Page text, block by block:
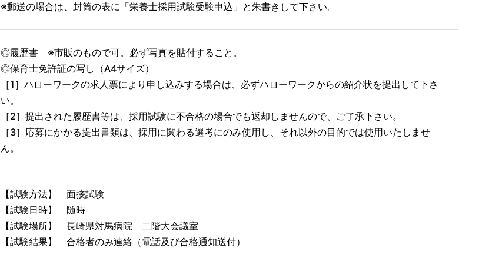
※郵送の場合は、封筒の表に「栄養士採用試験受験申込」と朱書きして下さい。
◎履歴書 ※市販のもので可。必ず写真を貼付すること。
◎保育士免許証の写し（A4サイズ）
［1］ハローワークの求人票により申し込みする場合は、必ずハローワークからの紹介状を提出して下さ
い。
［2］提出された履歴書等は、採用試験に不合格の場合でも返却しませんので、ご了承下さい。
［3］応募にかかる提出書類は、採用に関わる選考にのみ使用し、それ以外の目的では使用いたしませ
ん。
【試験方法】 面接試験
【試験日時】 随時
【試験場所】 長崎県対馬病院 二階大会議室
【試験結果】 合格者のみ連絡（電話及び合格通知送付）